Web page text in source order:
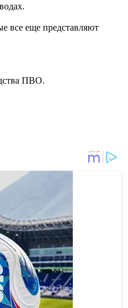
все еще представляют
ПВО.